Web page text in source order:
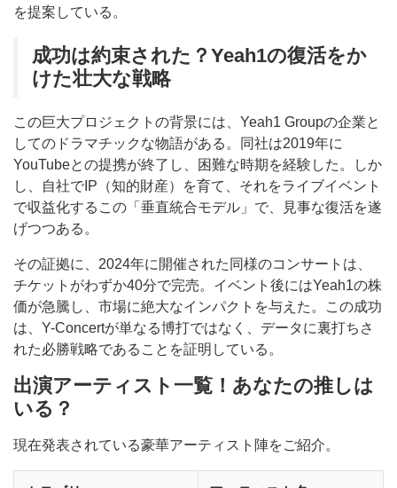
を提案している。
成功は約束された？Yeah1の復活をか
けた壮大な戦略
この巨大プロジェクトの背景には、Yeah1 Groupの企業と
してのドラマチックな物語がある。同社は2019年に
YouTubeとの提携が終了し、困難な時期を経験した。しか
し、自社でIP（知的財産）を育て、それをライブイベント
で収益化するこの「垂直統合モデル」で、見事な復活を遂
げつつある。
その証拠に、2024年に開催された同様のコンサートは、
チケットがわずか40分で完売。イベント後にはYeah1の株
価が急騰し、市場に絶大なインパクトを与えた。この成功
は、Y-Concertが単なる博打ではなく、データに裏打ちさ
れた必勝戦略であることを証明している。
出演アーティスト一覧！あなたの推しは
いる？
現在発表されている豪華アーティスト陣をご紹介。